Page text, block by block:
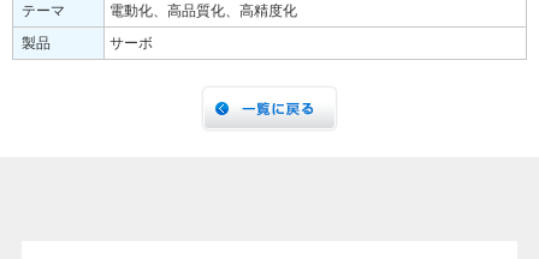
テーマ
電動化、高品質化、高精度化
製品
サーボ